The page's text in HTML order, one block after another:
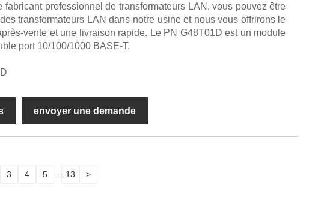
fabricant professionnel de transformateurs LAN, vous pouvez être
transformateurs LAN dans notre usine et nous vous offrirons le
vente et une livraison rapide. Le PN G48T01D est un module
port 10/100/1000 BASE-T.
envoyer une demande
3 4 5 13 >